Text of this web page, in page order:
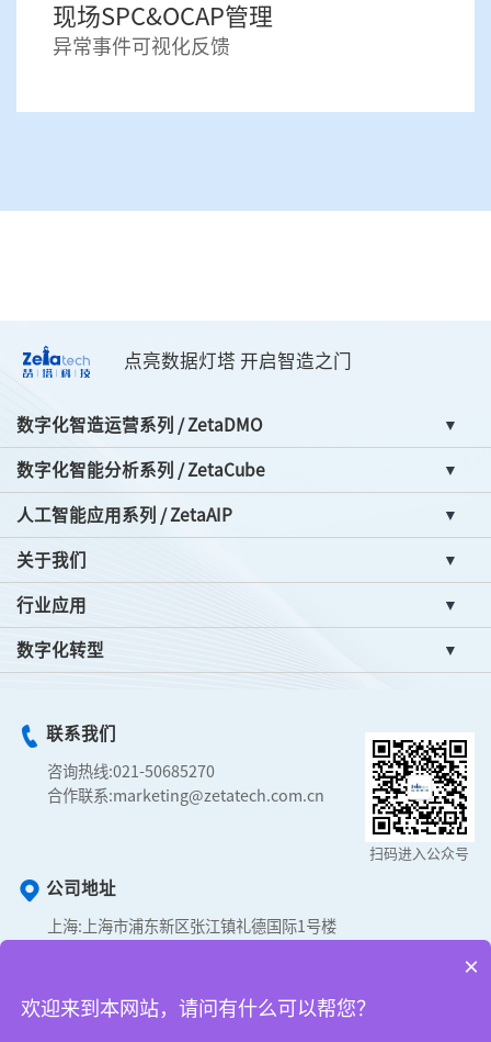
现场SPC&OCAP管理
异常事件可视化反馈
点亮数据灯塔 开启智造之门
数字化智造运营系列 / ZetaDMO
数字化智能分析系列 / ZetaCube
人工智能应用系列 / ZetaAIP
关于我们
行业应用
数字化转型
联系我们
咨询热线:021-50685270
合作联系:marketing@zetatech.com.cn
扫码进入公众号
公司地址
上海: 上海市浦东新区张江镇礼德国际1号楼
武汉:武汉东湖高新区华翔中心A2座
深圳:
深圳市光明区光源五路9号宝新科技园
×
欢迎来到本网站，请问有什么可以帮您？